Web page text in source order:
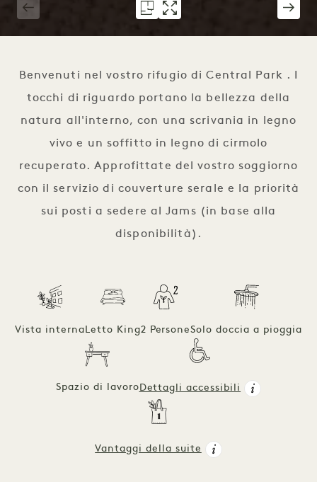
Benvenuti nel vostro rifugio di Central Park . I
tocchi di riguardo portano la bellezza della
natura all'interno, con una scrivania in legno
vivo e un soffitto in legno di cirmolo
recuperato. Approfittate del vostro soggiorno
con il servizio di couverture serale e la priorità
sui posti a sedere al Jams (in base alla
disponibilità).
Vista interna Letto King2 PersoneSolo doccia a pioggia
Spazio di lavoro Dettagli accessibili
Vantaggi della suite